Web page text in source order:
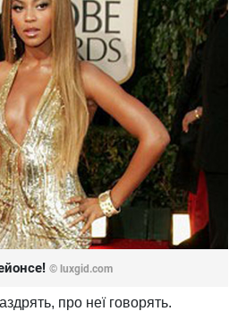
© luxgid.com
про неї говорять.